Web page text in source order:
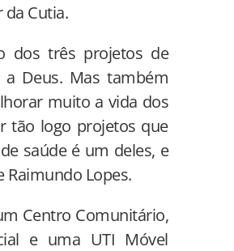
da Cutia.
dos três projetos de
Deus. Mas também
muito a vida dos
tão logo projetos que
saúde é um deles, e
Raimundo Lopes.
Centro Comunitário,
e uma UTI Móvel